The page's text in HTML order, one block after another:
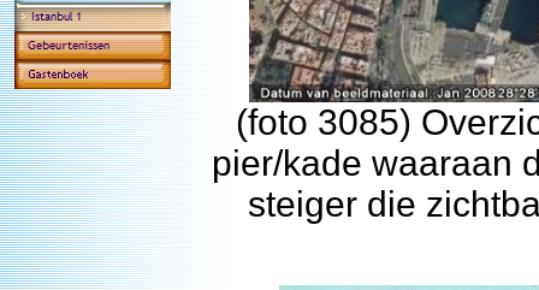
(foto 3085)
pier/kade waaraan
steiger die